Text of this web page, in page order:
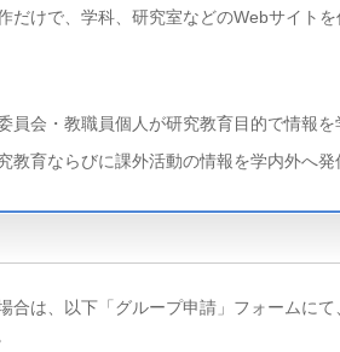
だけで、学科、研究室などのWebサイト
員会・教職員個人が研究教育目的で情報を
教育ならびに課外活動の情報を学内外へ発
合は、以下「グループ申請」フォームに